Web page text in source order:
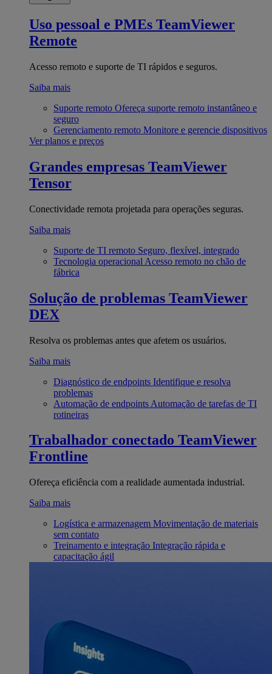
Uso pessoal e PMEs TeamViewer
Remote
Acesso remoto e suporte de TI rápidos e seguros.
Saiba mais
Suporte remoto Ofereça suporte remoto instantâneo e
seguro
Gerenciamento remoto Monitore e gerencie dispositivos
Ver planos e preços
Grandes empresas TeamViewer
Tensor
Conectividade remota projetada para operações seguras.
Saiba mais
Suporte de TI remoto Seguro, flexível, integrado
Tecnologia operacional Acesso remoto no chão de
fábrica
Solução de problemas TeamViewer
DEX
Resolva os problemas antes que afetem os usuários.
Saiba mais
Diagnóstico de endpoints Identifique e resolva
problemas
Automação de endpoints Automação de tarefas de TI
rotineiras
Trabalhador conectado TeamViewer
Frontline
Ofereça eficiência com a realidade aumentada industrial.
Saiba mais
Logística e armazenagem Movimentação de materiais
sem contato
Treinamento e integração Integração rápida e
capacitação ágil